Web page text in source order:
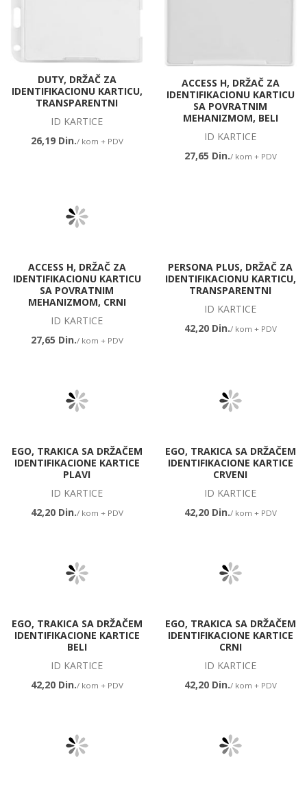
DUTY, DRŽAČ ZA
IDENTIFIKACIONU KARTICU,
TRANSPARENTNI
ID KARTICE
26,19 Din./ kom + PDV
ACCESS H, DRŽAČ ZA
IDENTIFIKACIONU KARTICU
SA POVRATNIM
MEHANIZMOM, BELI
ID KARTICE
27,65 Din./ kom + PDV
ACCESS H, DRŽAČ ZA
IDENTIFIKACIONU KARTICU
SA POVRATNIM
MEHANIZMOM, CRNI
ID KARTICE
27,65 Din./ kom + PDV
PERSONA PLUS, DRŽAČ ZA
IDENTIFIKACIONU KARTICU,
TRANSPARENTNI
ID KARTICE
42,20 Din./ kom + PDV
EGO, TRAKICA SA DRŽAČEM
IDENTIFIKACIONE KARTICE
PLAVI
ID KARTICE
42,20 Din./ kom + PDV
EGO, TRAKICA SA DRŽAČEM
IDENTIFIKACIONE KARTICE
CRVENI
ID KARTICE
42,20 Din./ kom + PDV
EGO, TRAKICA SA DRŽAČEM
IDENTIFIKACIONE KARTICE
BELI
ID KARTICE
42,20 Din./ kom + PDV
EGO, TRAKICA SA DRŽAČEM
IDENTIFIKACIONE KARTICE
CRNI
ID KARTICE
42,20 Din./ kom + PDV